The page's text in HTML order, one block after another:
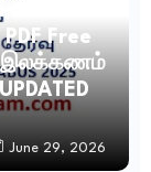
4 Tamil
Free
இலக்கணம்
June 29, 2026